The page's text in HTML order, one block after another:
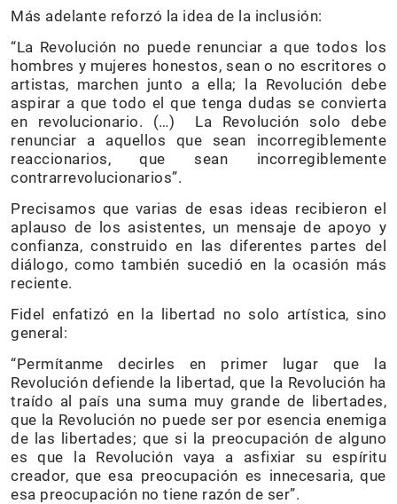
Más adelante reforzó la idea de la inclusión:
“La Revolución no puede renunciar a que todos los
hombres y mujeres honestos, sean o no escritores o
artistas, marchen junto a ella; la Revolución debe
aspirar a que todo el que tenga dudas se convierta
en revolucionario. (…) La Revolución solo debe
renunciar a aquellos que sean incorregiblemente
reaccionarios, que sean incorregiblemente
contrarrevolucionarios”.
Precisamos que varias de esas ideas recibieron el
aplauso de los asistentes, un mensaje de apoyo y
confianza, construido en las diferentes partes del
diálogo, como también sucedió en la ocasión más
reciente.
Fidel enfatizó en la libertad no solo artística, sino
general:
“Permítanme decirles en primer lugar que la
Revolución defiende la libertad, que la Revolución ha
traído al país una suma muy grande de libertades,
que la Revolución no puede ser por esencia enemiga
de las libertades; que si la preocupación de alguno
es que la Revolución vaya a asfixiar su espíritu
creador, que esa preocupación es innecesaria, que
esa preocupación no tiene razón de ser”.